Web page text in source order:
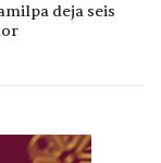
deja seis